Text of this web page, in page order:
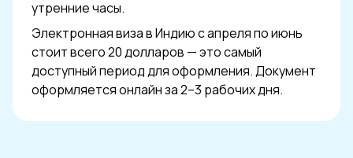
утренние часы.
Электронная виза в Индию с апреля по июнь
стоит всего 20 долларов — это самый
доступный период для оформления. Документ
оформляется онлайн за 2–3 рабочих дня.